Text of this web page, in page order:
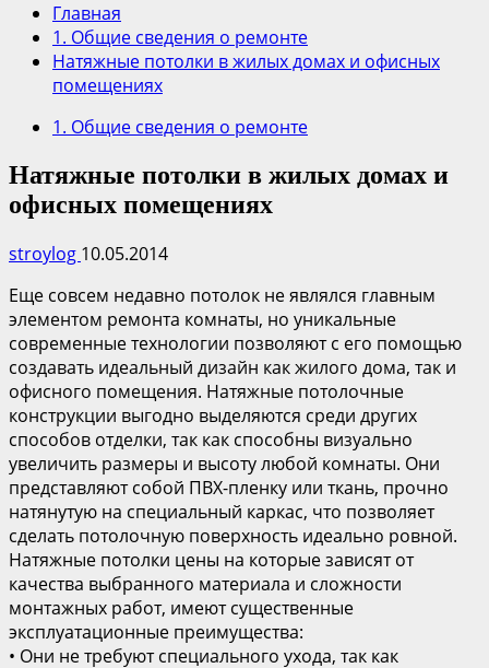
Главная
1. Общие сведения о ремонте
Натяжные потолки в жилых домах и офисных
помещениях
1. Общие сведения о ремонте
Натяжные потолки в жилых домах и
офисных помещениях
stroylog 10.05.2014
Еще совсем недавно потолок не являлся главным
элементом ремонта комнаты, но уникальные
современные технологии позволяют с его помощью
создавать идеальный дизайн как жилого дома, так и
офисного помещения. Натяжные потолочные
конструкции выгодно выделяются среди других
способов отделки, так как способны визуально
увеличить размеры и высоту любой комнаты. Они
представляют собой ПВХ-пленку или ткань, прочно
натянутую на специальный каркас, что позволяет
сделать потолочную поверхность идеально ровной.
Натяжные потолки цены на которые зависят от
качества выбранного материала и сложности
монтажных работ, имеют существенные
эксплуатационные преимущества:
• Они не требуют специального ухода, так как